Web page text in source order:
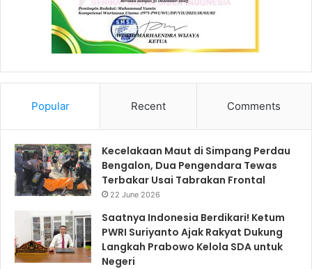
Popular Recent Comments
Kecelakaan Maut di Simpang Perdau
Bengalon, Dua Pengendara Tewas
Terbakar Usai Tabrakan Frontal
22 June 2026
Saatnya Indonesia Berdikari! Ketum
PWRI Suriyanto Ajak Rakyat Dukung
Langkah Prabowo Kelola SDA untuk
Negeri